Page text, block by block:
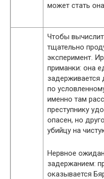
может стать
Чтобы
тщательно
эксперимент.
приманки: она
задерживается
по
именно там
преступнику
опасен, но
убийцу на
Нервное
задержанием:
оказывается